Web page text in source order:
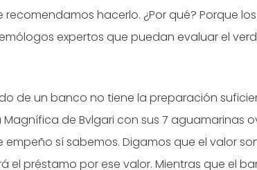
recomendamos hacerlo. ¿Por qué? Porque
expertos que puedan evaluar el
de un banco no tiene la preparación
de Bvlgari con sus 7 aguamarinas
sí sabemos. Digamos que el valor son
el préstamo por ese valor. Mientras que el